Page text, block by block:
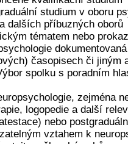
studium v oboru
dalších příbuzných oborů
tématem nebo
časopisech či jiným
spolku s poradním
zejména
logopedie a další
nebo
vztahem k